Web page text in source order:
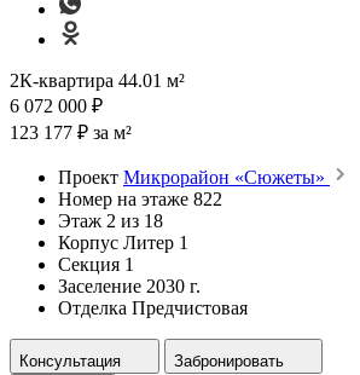
2К-квартира 44.01 м²
6 072 000 ₽
123 177 ₽ за м²
Проект Микрорайон «Сюжеты»
Номер на этаже 822
Этаж 2 из 18
Корпус Литер 1
Секция 1
Заселение 2030 г.
Отделка Предчистовая
Консультация
Забронировать